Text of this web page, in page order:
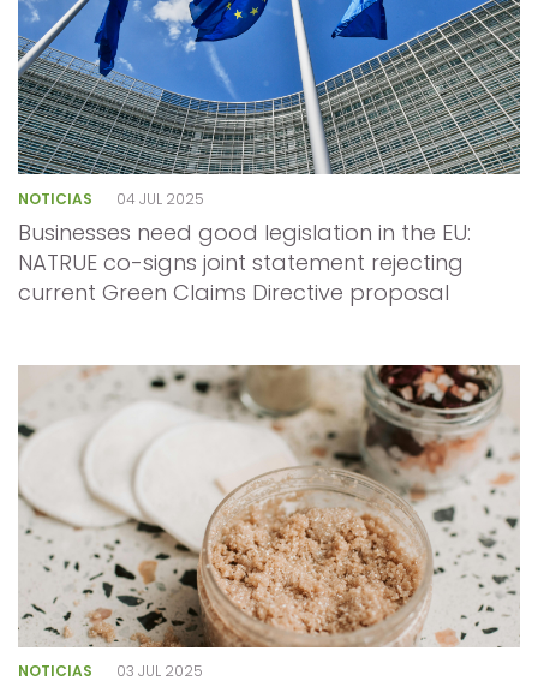
NOTICIAS 04 JUL 2025
Businesses need good legislation in the EU:
NATRUE co-signs joint statement rejecting
current Green Claims Directive proposal
NOTICIAS 03 JUL 2025